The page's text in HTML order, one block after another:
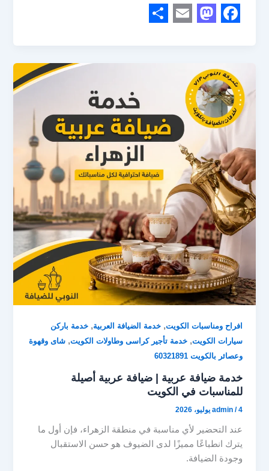
c
e
b
o
o
k
s
t
o
d
o
n
i
l
e
افراح ومناسبات الكويت,خدمة الضيافة العربية,خدمة باركن
سيارات الكويت,خدمة تأجير كراسى وطاولات الكويت,شاى وقهوة
وعصائر بالكويت 60321891
خدمة ضيافة عربية | ضيافة عربية أصيلة
للمناسبات في الكويت
admin /4 يوليو، 2026
عند التحضير لأي مناسبة في منطقة الزهراء، فإن أول ما
يترك انطباعًا مميزًا لدى الضيوف هو حسن الاستقبال
وجودة الضيافة.